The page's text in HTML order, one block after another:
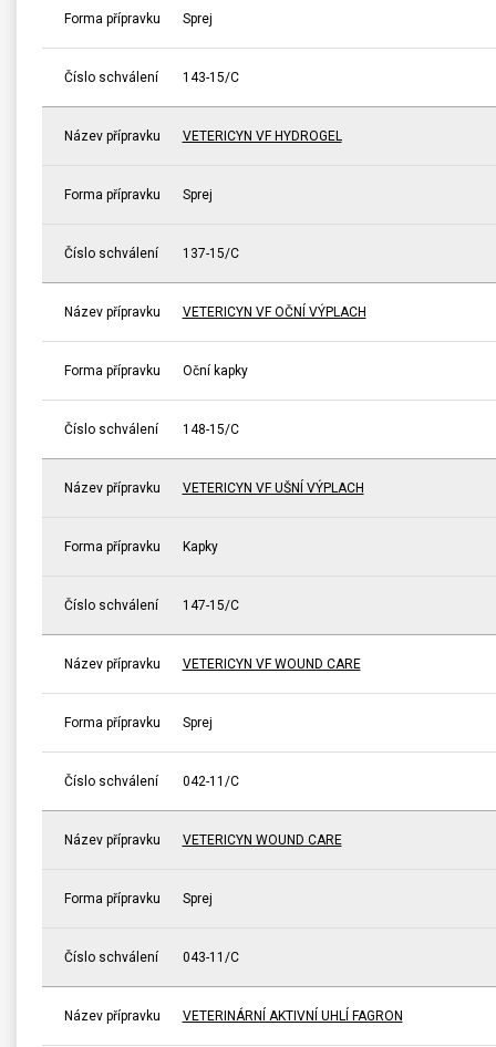
Forma přípravku Sprej
Číslo schválení 143-15/C
Název přípravku VETERICYN VF HYDROGEL
Forma přípravku Sprej
Číslo schválení 137-15/C
Název přípravku VETERICYN VF OČNÍ VÝPLACH
Forma přípravku Oční kapky
Číslo schválení 148-15/C
Název přípravku VETERICYN VF UŠNÍ VÝPLACH
Forma přípravku Kapky
Číslo schválení 147-15/C
Název přípravku VETERICYN VF WOUND CARE
Forma přípravku Sprej
Číslo schválení 042-11/C
Název přípravku VETERICYN WOUND CARE
Forma přípravku Sprej
Číslo schválení 043-11/C
Název přípravku VETERINÁRNÍ AKTIVNÍ UHLÍ FAGRON